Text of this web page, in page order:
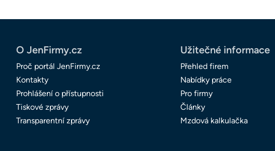
O JenFirmy.cz
Proč portál JenFirmy.cz
Kontakty
Prohlášení o přístupnosti
Tiskové zprávy
Transparentní zprávy
Užitečné informace
Přehled firem
Nabídky práce
Pro firmy
Články
Mzdová kalkulačka